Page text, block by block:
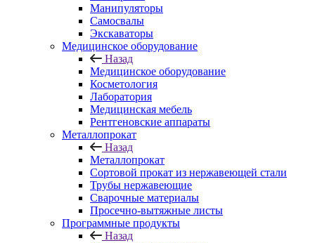
Манипуляторы
Самосвалы
Экскаваторы
Медицинское оборудование
Назад
Медицинское оборудование
Косметология
Лаборатория
Медицинская мебель
Рентгеновские аппараты
Металлопрокат
Назад
Металлопрокат
Сортовой прокат из нержавеющей стали
Трубы нержавеющие
Сварочные материалы
Просечно-вытяжные листы
Программные продукты
Назад